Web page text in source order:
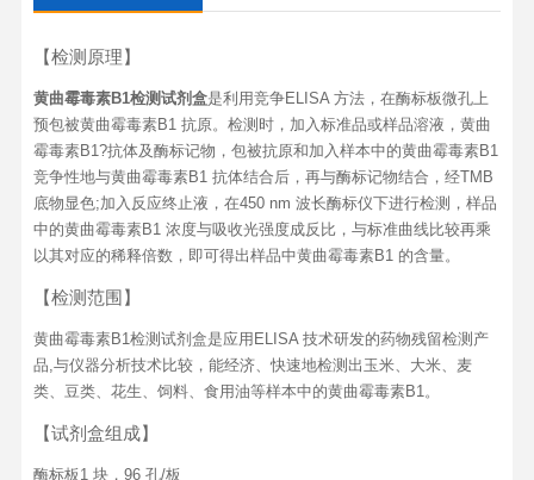
【检测原理】
黄曲霉毒素B1检测试剂盒是利用竞争ELISA 方法，在酶标板微孔上
预包被黄曲霉毒素B1 抗原。检测时，加入标准品或样品溶液，黄曲
霉毒素B1?抗体及酶标记物，包被抗原和加入样本中的黄曲霉毒素B1
竞争性地与黄曲霉毒素B1 抗体结合后，再与酶标记物结合，经TMB
底物显色;加入反应终止液，在450 nm 波长酶标仪下进行检测，样品
中的黄曲霉毒素B1 浓度与吸收光强度成反比，与标准曲线比较再乘
以其对应的稀释倍数，即可得出样品中黄曲霉毒素B1 的含量。
【检测范围】
黄曲霉毒素B1检测试剂盒是应用ELISA 技术研发的药物残留检测产
品,与仪器分析技术比较，能经济、快速地检测出玉米、大米、麦
类、豆类、花生、饲料、食用油等样本中的黄曲霉毒素B1。
【试剂盒组成】
酶标板1 块，96 孔/板